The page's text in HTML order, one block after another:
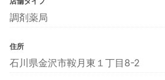
調剤薬局
住所
石川県金沢市鞍月東１丁目8-2